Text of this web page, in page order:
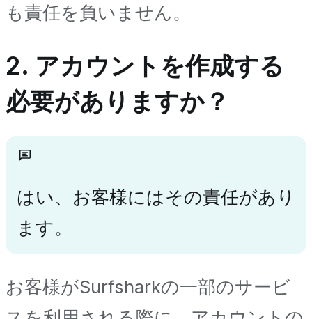
も責任を負いません。
2. アカウントを作成する
必要がありますか？
はい、お客様にはその責任があり
ます。
お客様がSurfsharkの一部のサービ